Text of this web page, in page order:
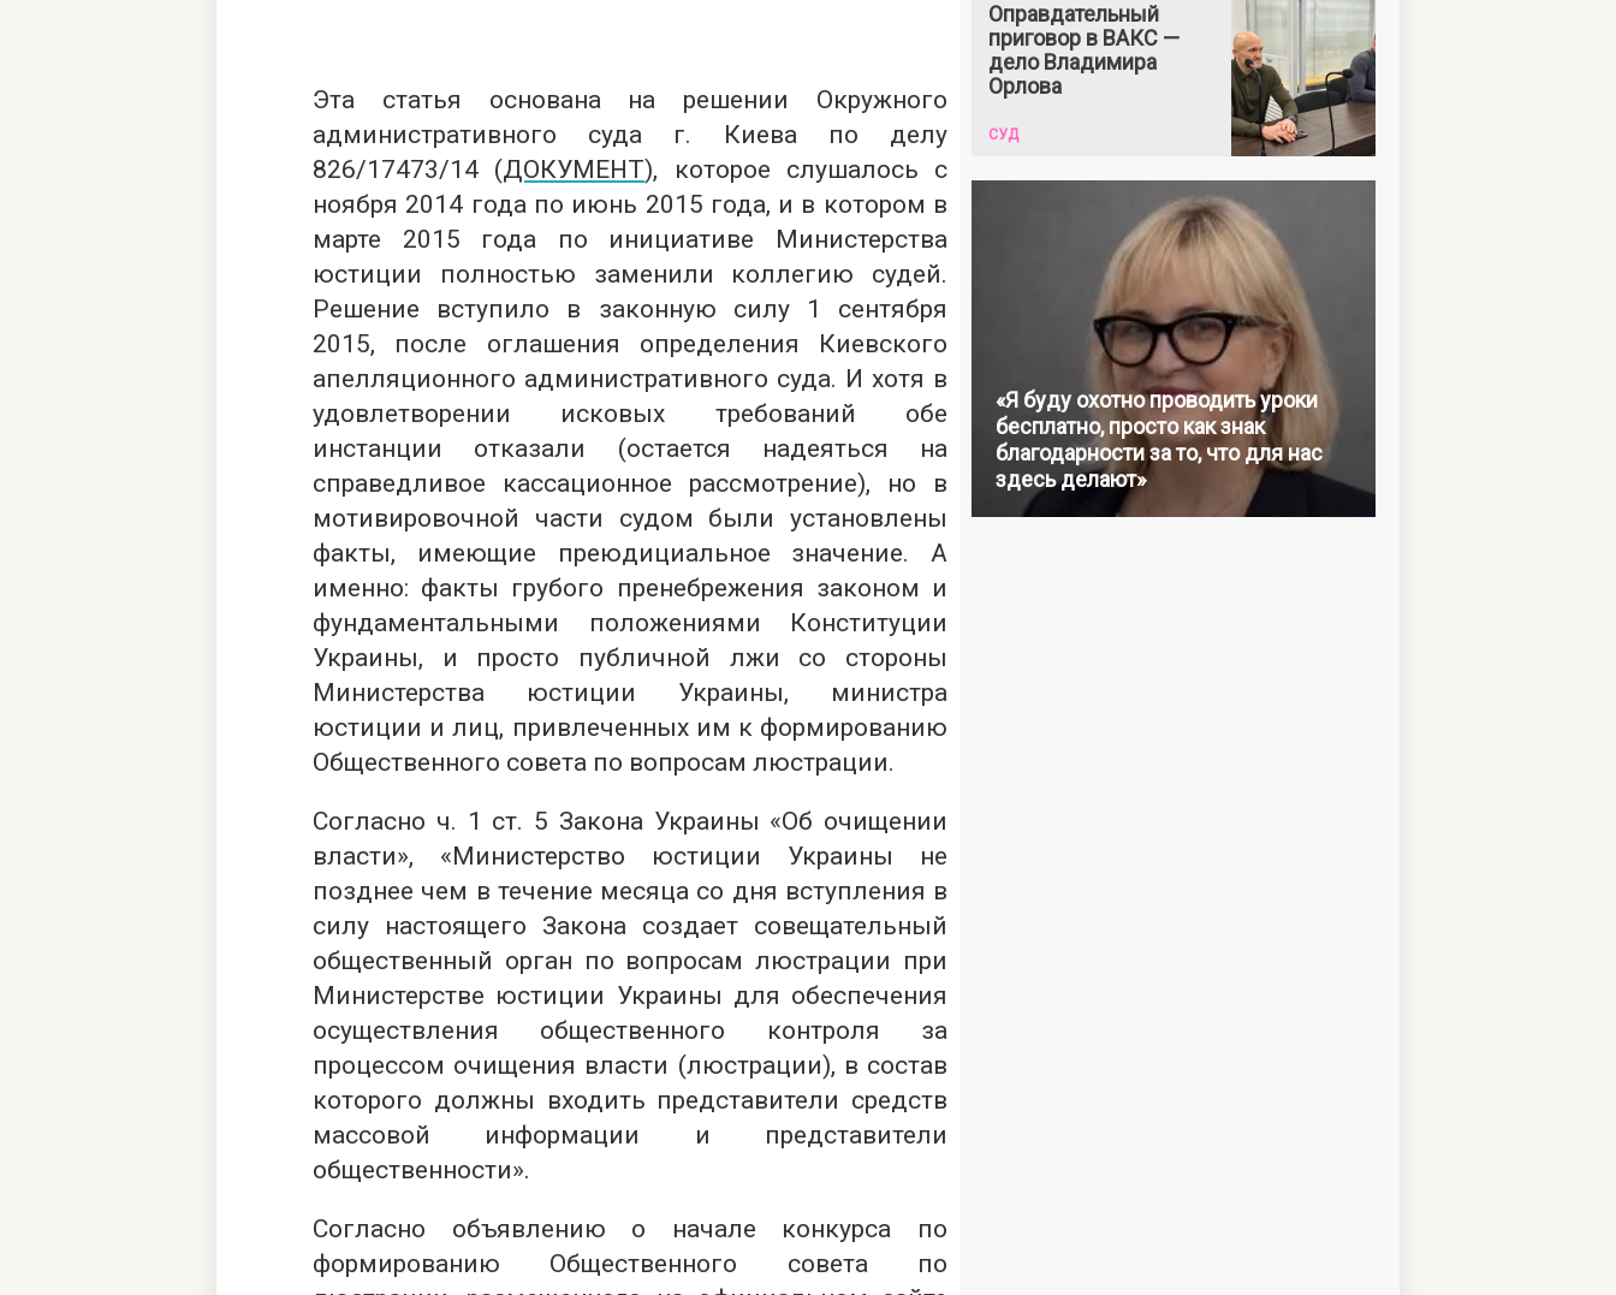
Эта статья основана на решении Окружного
административного суда г. Киева по делу
826/17473/14 (ДОКУМЕНТ), которое слушалось с
ноября 2014 года по июнь 2015 года, и в котором в
марте 2015 года по инициативе Министерства
юстиции полностью заменили коллегию судей.
Решение вступило в законную силу 1 сентября
2015, после оглашения определения Киевского
апелляционного административного суда. И хотя в
удовлетворении исковых требований обе
инстанции отказали (остается надеяться на
справедливое кассационное рассмотрение), но в
мотивировочной части судом были установлены
факты, имеющие преюдициальное значение. А
именно: факты грубого пренебрежения законом и
фундаментальными положениями Конституции
Украины, и просто публичной лжи со стороны
Министерства юстиции Украины, министра
юстиции и лиц, привлеченных им к формированию
Общественного совета по вопросам люстрации.
Согласно ч. 1 ст. 5 Закона Украины «Об очищении
власти», «Министерство юстиции Украины не
позднее чем в течение месяца со дня вступления в
силу настоящего Закона создает совещательный
общественный орган по вопросам люстрации при
Министерстве юстиции Украины для обеспечения
осуществления общественного контроля за
процессом очищения власти (люстрации), в состав
которого должны входить представители средств
массовой информации и представители
общественности».
Согласно объявлению о начале конкурса по
формированию Общественного совета по
Оправдательный
приговор в ВАКС —
дело Владимира
Орлова
СУД
«Я буду охотно проводить уроки
бесплатно, просто как знак
благодарности за то, что для нас
здесь делают»